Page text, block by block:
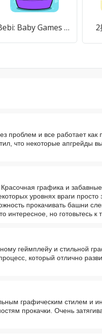
Bebi: Baby Games for 2-4y kids
проблем и все работает
что некоторые апгрейды
графика и
уровнях враги просто
прокачивать башни
но готовьтесь к
геймплейу и стильной
который отлично
графическим стилем и
прокачки. Очень